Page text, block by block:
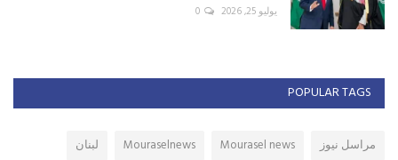
يوليو 25, 2026 0
POPULAR TAGS
مراسل نيوز Mourasel news
Mouraselnews
لبنان